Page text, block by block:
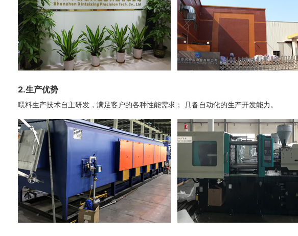
2.生产优势
喂料生产技术自主研发，满足客户的各种性能需求； 具备自动化的生产开发能力。